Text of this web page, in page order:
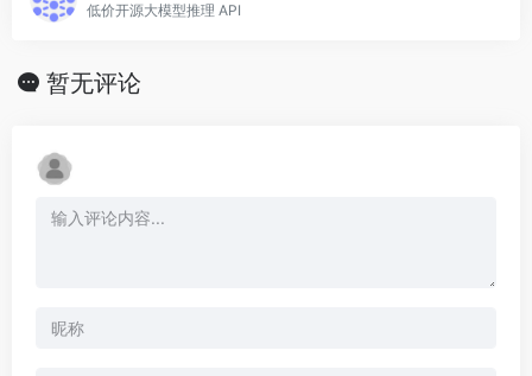
低价开源大模型推理 API
暂无评论